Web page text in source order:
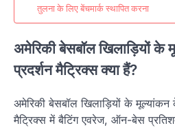
तुलना के लिए बेंचमार्क स्थापित करना
अमेरिकी बेसबॉल खिलाड़ियों के
प्रदर्शन मैट्रिक्स क्या हैं?
अमेरिकी बेसबॉल खिलाड़ियों के मूल्यांकन
मैट्रिक्स में बैटिंग एवरेज, ऑन-बेस